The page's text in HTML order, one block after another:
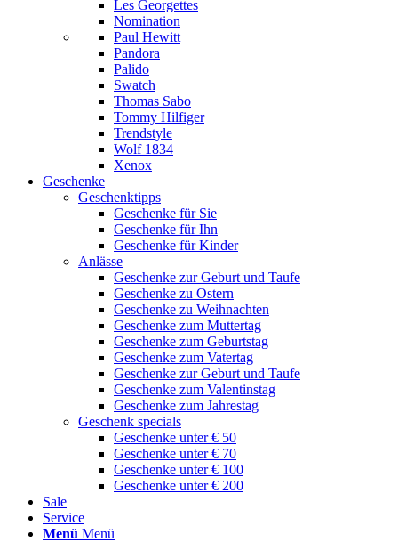
Les Georgettes
Nomination
Paul Hewitt
Pandora
Palido
Swatch
Thomas Sabo
Tommy Hilfiger
Trendstyle
Wolf 1834
Xenox
Geschenke
Geschenktipps
Geschenke für Sie
Geschenke für Ihn
Geschenke für Kinder
Anlässe
Geschenke zur Geburt und Taufe
Geschenke zu Ostern
Geschenke zu Weihnachten
Geschenke zum Muttertag
Geschenke zum Geburtstag
Geschenke zum Vatertag
Geschenke zur Geburt und Taufe
Geschenke zum Valentinstag
Geschenke zum Jahrestag
Geschenk specials
Geschenke unter € 50
Geschenke unter € 70
Geschenke unter € 100
Geschenke unter € 200
Sale
Service
Menü Menü